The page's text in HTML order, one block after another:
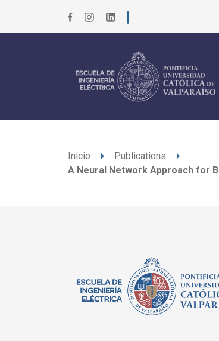
Inicio arrow_right Publications arrow_right
A Neural Network Approach for